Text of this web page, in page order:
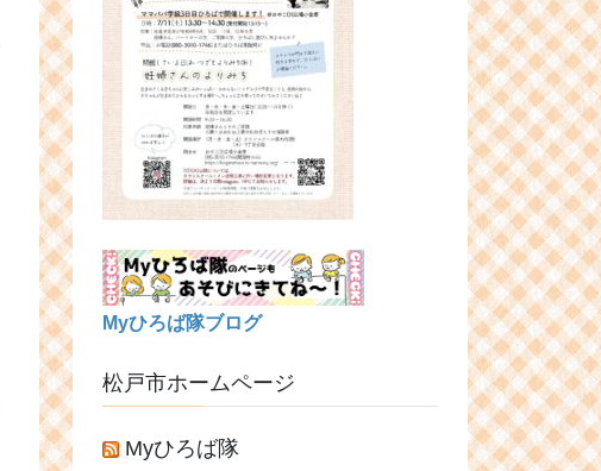
Myひろば隊ブログ
松戸市ホームページ
Myひろば隊